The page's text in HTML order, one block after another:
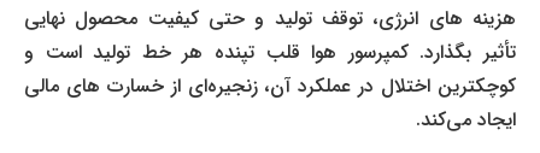
هزینه های انرژی، توقف تولید و حتی کیفیت محصول نهایی
تأثیر بگذارد. کمپرسور هوا قلب تپنده هر خط تولید است و
کوچکترین اختلال در عملکرد آن، زنجیره‌ای از خسارت های مالی
ایجاد می‌کند.